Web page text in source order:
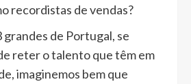
recordistas de vendas?
grandes de Portugal, se
reter o talento que têm em
imaginemos bem que